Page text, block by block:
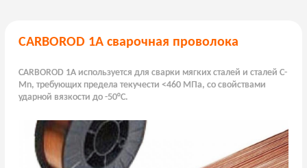
CARBOROD 1A сварочная проволока
CARBOROD 1A используется для сварки мягких сталей и сталей C-
Mn, требующих предела текучести <460 МПа, со свойствами
ударной вязкости до -50°C.